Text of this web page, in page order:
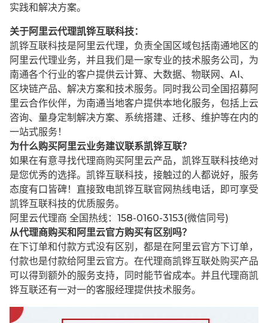
实践和解决方案。
关于阿里云代理凯铧互联科技：
凯铧互联科技是阿里云代理，负责全国区域包括南通地区的
阿里云代理业务，并且我们是一家专业的技术服务公司，为
南通各个行业的客户提供云计算、大数据、物联网、AI、
区块链产品、解决方案和技术服务。同时我公司全国招募阿
里云合作伙伴，为南通当地客户提供本地化服务，包括上云
咨询、量身定制解决方案、系统搭建、迁移、维护等在内的
一站式服务！
为什么购买阿里云业务建议联系凯铧互联？
如果在有意寻找代理商购买阿里云产品，凯铧互联科技绝对
是您优秀的选择。凯铧互联科技，接触过的人都说好，服务
态度有口皆碑！直接致电凯铧互联官网热线电话，即可享受
凯铧互联科技的优质服务。
阿里云代理商 全国热线：158-0160-3153(微信同号)
从代理商购买和阿里云官方购买有区别吗？
在下订单和付款方式没有区别，都是在阿里云官方下订单，
付款也是付款给阿里云官方。在代理商凯铧互联处购买产品
可以得到额外的服务支持，同时能节省成本。并且代理商凯
铧互联还有一对一的客服经理提供技术服务。